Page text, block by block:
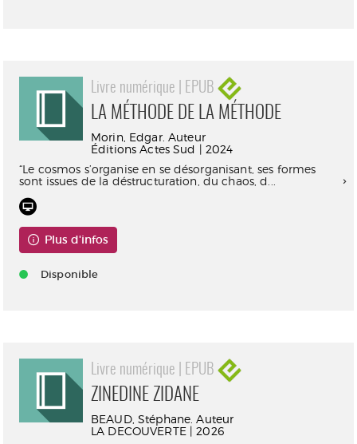
Livre numérique | EPUB
LA MÉTHODE DE LA MÉTHODE
Morin, Edgar. Auteur
Éditions Actes Sud | 2024
“Le cosmos s’organise en se désorganisant, ses formes
sont issues de la déstructuration, du chaos, d...
Plus d'infos
Disponible
Livre numérique | EPUB
ZINEDINE ZIDANE
BEAUD, Stéphane. Auteur
LA DECOUVERTE | 2026